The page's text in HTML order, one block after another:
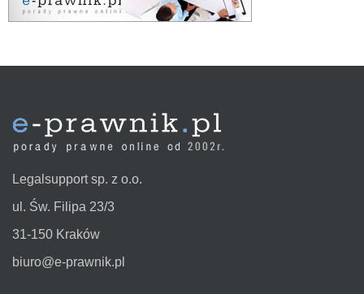
Legalsupport sp. z o.o.
ul. Św. Filipa 23/3
31-150 Kraków
biuro@e-prawnik.pl